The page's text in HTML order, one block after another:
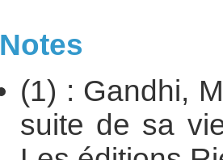
Notes
(1) : Gandhi,
suite de sa